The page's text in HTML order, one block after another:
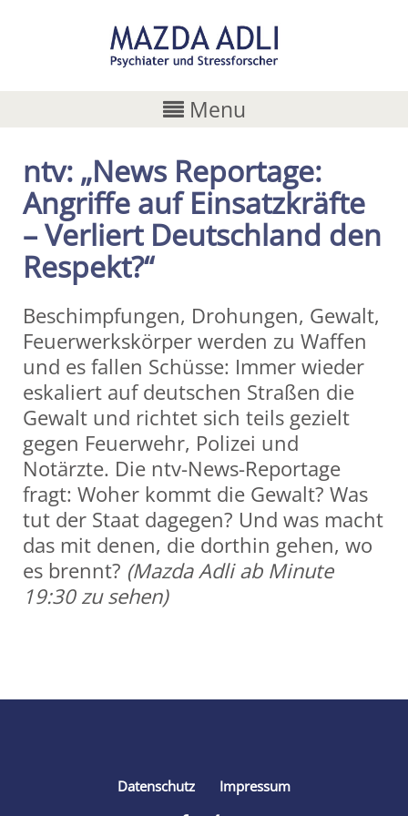
Menu
ntv: „News Reportage:
Angriffe auf Einsatzkräfte
– Verliert Deutschland den
Respekt?“
Beschimpfungen, Drohungen, Gewalt,
Feuerwerkskörper werden zu Waffen
und es fallen Schüsse: Immer wieder
eskaliert auf deutschen Straßen die
Gewalt und richtet sich teils gezielt
gegen Feuerwehr, Polizei und
Notärzte. Die ntv-News-Reportage
fragt: Woher kommt die Gewalt? Was
tut der Staat dagegen? Und was macht
das mit denen, die dorthin gehen, wo
es brennt? (Mazda Adli ab Minute
19:30 zu sehen)
Datenschutz Impressum